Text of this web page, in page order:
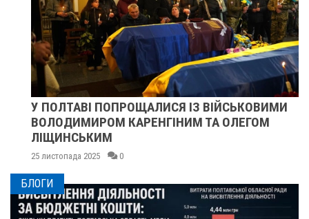
У ПОЛТАВІ ПОПРОЩАЛИСЯ ІЗ ВІЙСЬКОВИМИ
ВОЛОДИМИРОМ КАРЕНГІНИМ ТА ОЛЕГОМ
ЛІЩИНСЬКИМ
25 листопада 2025 0
БЛОГИ